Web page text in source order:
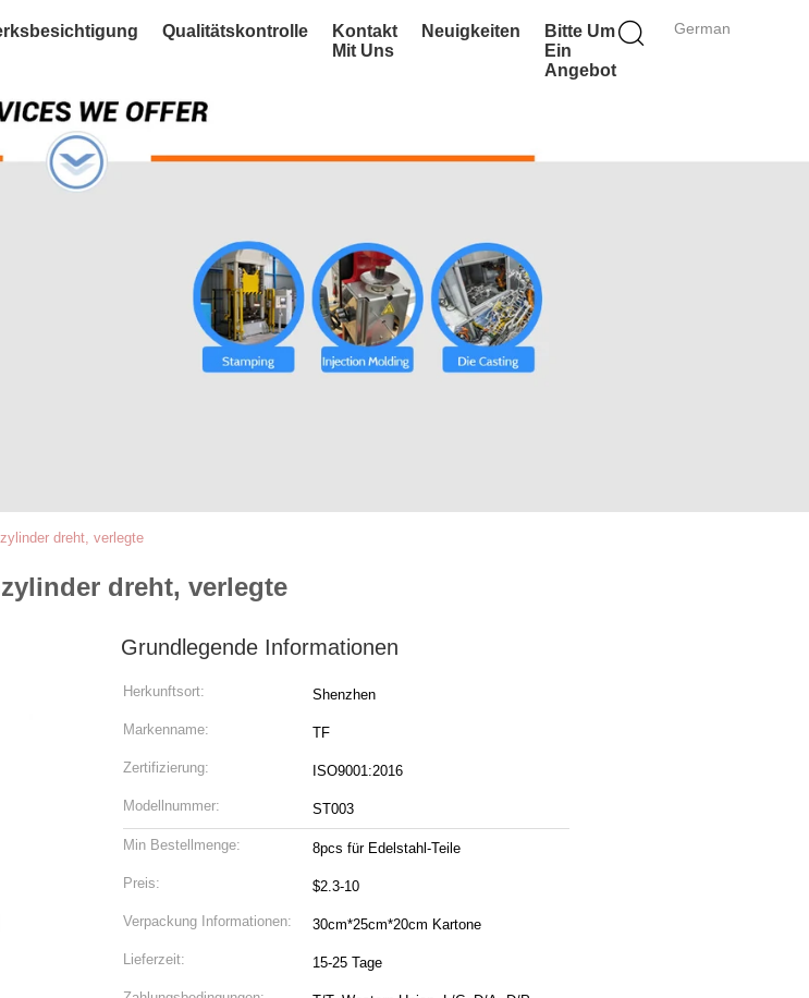
German
Qualitätskontrolle
Kontakt
Mit Uns
Neuigkeiten
Bitte Um
Ein
Angebot
dreht, verlegte
dreht, verlegte
Grundlegende Informationen
Herkunftsort: Shenzhen
Markenname: TF
Zertifizierung: ISO9001:2016
Modellnummer: ST003
Min Bestellmenge: 8pcs für Edelstahl-Teile
Preis: $2.3-10
Verpackung Informationen: 30cm*25cm*20cm Kartone
Lieferzeit: 15-25 Tage